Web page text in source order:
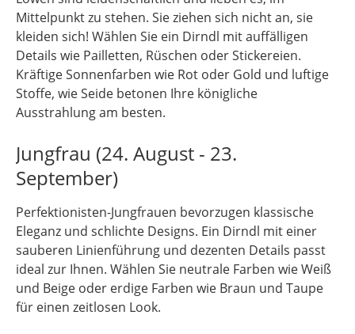
Mittelpunkt zu stehen. Sie ziehen sich nicht an, sie
kleiden sich! Wählen Sie ein Dirndl mit auffälligen
Details wie Pailletten, Rüschen oder Stickereien.
Kräftige Sonnenfarben wie Rot oder Gold und luftige
Stoffe, wie Seide betonen Ihre königliche
Ausstrahlung am besten.
Jungfrau (24. August - 23.
September)
Perfektionisten-Jungfrauen bevorzugen klassische
Eleganz und schlichte Designs. Ein Dirndl mit einer
sauberen Linienführung und dezenten Details passt
ideal zur Ihnen. Wählen Sie neutrale Farben wie Weiß
und Beige oder erdige Farben wie Braun und Taupe
für einen zeitlosen Look.